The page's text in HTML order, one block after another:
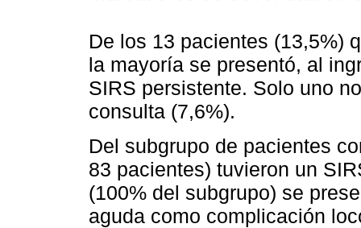
De los 13 pacientes (13,5%)
la mayoría se presentó, al
SIRS persistente. Solo uno
consulta (7,6%).
Del subgrupo de pacientes
83 pacientes) tuvieron un
(100% del subgrupo) se
aguda como complicación